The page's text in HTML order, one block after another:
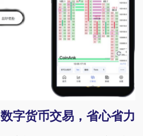
数字货币交易，省心省力